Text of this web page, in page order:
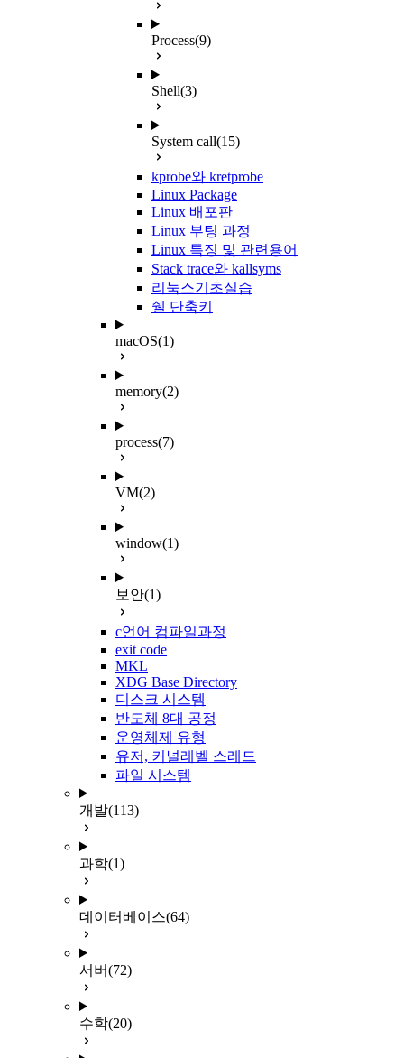
Process(9)
Shell(3)
System call(15)
kprobe와 kretprobe
Linux Package
Linux 배포판
Linux 부팅 과정
Linux 특징 및 관련용어
Stack trace와 kallsyms
리눅스기초실습
쉘 단축키
macOS(1)
memory(2)
process(7)
VM(2)
window(1)
보안(1)
c언어 컴파일과정
exit code
MKL
XDG Base Directory
디스크 시스템
반도체 8대 공정
운영체제 유형
유저, 커널레벨 스레드
파일 시스템
개발(113)
과학(1)
데이터베이스(64)
서버(72)
수학(20)